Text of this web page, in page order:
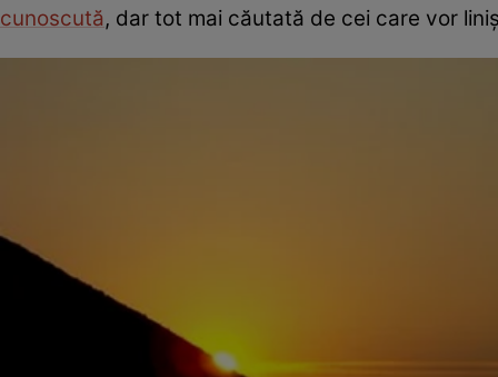
cunoscută, dar tot mai căutată de cei care vor